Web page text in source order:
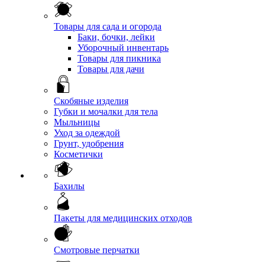
Товары для сада и огорода
Баки, бочки, лейки
Уборочный инвентарь
Товары для пикника
Товары для дачи
Скобяные изделия
Губки и мочалки для тела
Мыльницы
Уход за одеждой
Грунт, удобрения
Косметички
Бахилы
Пакеты для медицинских отходов
Смотровые перчатки